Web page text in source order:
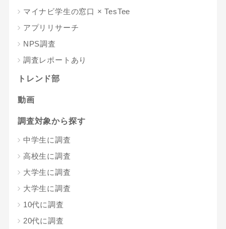
マイナビ学生の窓口 × TesTee
アプリリサーチ
NPS調査
調査レポートあり
トレンド部
動画
調査対象から探す
中学生に調査
高校生に調査
大学生に調査
大学生に調査
10代に調査
20代に調査